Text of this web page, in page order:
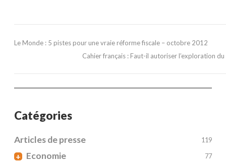
Le Monde : 5 pistes pour une vraie réforme fiscale – octobre 2012
Cahier français : Faut-il autoriser l’exploration
Catégories
Articles de presse 119
+ Economie 77